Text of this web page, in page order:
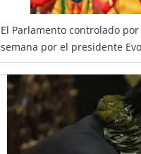
El Parlamento controlado
semana por el presidente